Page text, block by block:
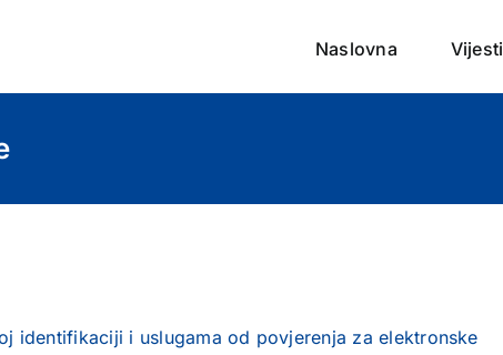
Naslovna Vijesti
identifikaciji i uslugama od povjerenja za elektronske